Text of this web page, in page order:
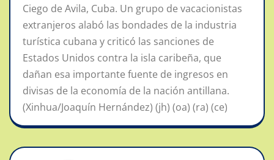
Ciego de Avila, Cuba. Un grupo de vacacionistas
extranjeros alabó las bondades de la industria
turística cubana y criticó las sanciones de
Estados Unidos contra la isla caribeña, que
dañan esa importante fuente de ingresos en
divisas de la economía de la nación antillana.
(Xinhua/Joaquín Hernández) (jh) (oa) (ra) (ce)